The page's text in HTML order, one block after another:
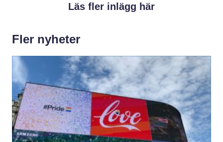
Läs fler inlägg här
Fler nyheter